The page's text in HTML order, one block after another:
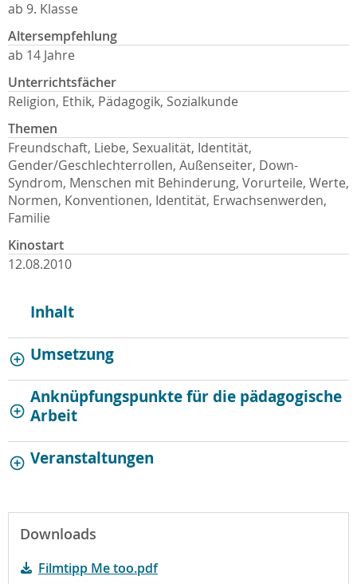
ab 9. Klasse
Altersempfehlung
ab 14 Jahre
Unterrichtsfächer
Religion, Ethik, Pädagogik, Sozialkunde
Themen
Freundschaft, Liebe, Sexualität, Identität,
Gender/Geschlechterrollen, Außenseiter, Down-
Syndrom, Menschen mit Behinderung, Vorurteile, Werte,
Normen, Konventionen, Identität, Erwachsenwerden,
Familie
Kinostart
12.08.2010
Inhalt
Umsetzung
Anknüpfungspunkte für die pädagogische
Arbeit
Veranstaltungen
Downloads
Filmtipp Me too.pdf